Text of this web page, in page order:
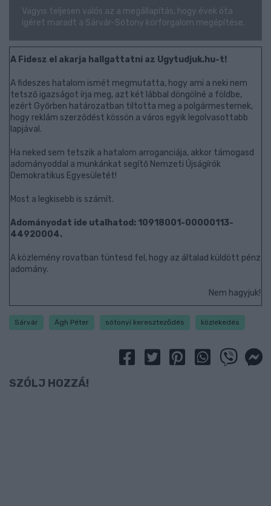
Vagyis teljesen valós az a megállapítás, hogy évek óta
ígéret maradt a Sárvár-Sótony körforgalom megépítése.
A Fidesz el akarja hallgattatni az Ugytudjuk.hu-t!
A fideszes hatalom ismét megmutatta, hogy ami a neki nem
tetsző igazságot írja meg, azt két lábbal döngölné a földbe,
ezért Győrben határozatban tiltotta meg a polgármesternek,
hogy reklám szerződést kössön a város egyik legolvasottabb
lapjával.
Ha neked sem tetszik a hatalom arroganciája, akkor támogasd
adományoddal a munkánkat segítő Nemzeti Újságírók
Demokratikus Egyesületét!
Most a legkisebb is számít.
Adományodat ide utalhatod: 10918001-00000113-
44920004.
A közlemény rovatban tüntesd fel, hogy az általad küldött pénz
adomány.
Nem hagyjuk!
Sárvár Ágh Péter sótonyi kereszteződés közlekedés
SZÓLJ HOZZÁ!